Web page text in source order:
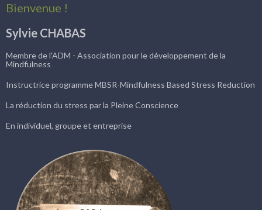
Bienvenue !
Sylvie CHABAS
Membre de l'ADM - Association pour le développement de la
Mindfulness
Instructrice programme MBSR-Mindfulness Based Stress Reduction
La réduction du stress par la Pleine Conscience
En individuel, groupe et entreprise